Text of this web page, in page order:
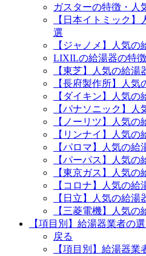
ガスターの特徴・人
【日本イトミック
選
【ジャノメ】人気
LIXILの給湯器の特
【東芝】人気の給湯
【長府製作所】人
【ダイキン】人気
【パナソニック】
【ノーリツ】人気
【リンナイ】人気
【パロマ】人気の
【パーパス】人気
【東京ガス】人気
【コロナ】人気の
【日立】人気の給湯
【三菱電機】人気
【項目別】給湯器業者の
戻る
【項目別】給湯器業